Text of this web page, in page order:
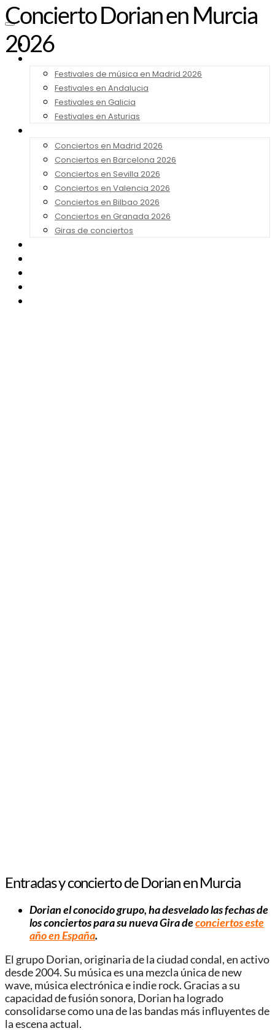
Noticias
Festivales de música en Madrid 2026
Festivales en Andalucia
Festivales en Galicia
Festivales en Asturias
Conciertos en Madrid 2026
Conciertos en Barcelona 2026
Conciertos en Sevilla 2026
Conciertos en Valencia 2026
Conciertos en Bilbao 2026
Conciertos en Granada 2026
Giras de conciertos
Concierto Dorian en Murcia
2026
Entradas y concierto de Dorian en Murcia
Dorian el conocido grupo, ha desvelado las fechas de
los conciertos para su nueva Gira deconciertos este
año en España.
El grupo Dorian, originaria de la ciudad condal, en activo
desde 2004. Su música es una mezcla única de new
wave, música electrónica e indie rock. Gracias a su
capacidad de fusión sonora, Dorian ha logrado
consolidarse como una de las bandas más influyentes de
la escena actual.